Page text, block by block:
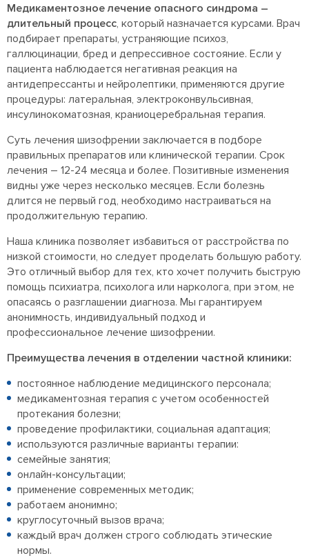
Медикаментозное лечение опасного синдрома –
длительный процесс, который назначается курсами. Врач
подбирает препараты, устраняющие психоз,
галлюцинации, бред и депрессивное состояние. Если у
пациента наблюдается негативная реакция на
антидепрессанты и нейролептики, применяются другие
процедуры: латеральная, электроконвульсивная,
инсулинокоматозная, краниоцеребральная терапия.
Суть лечения шизофрении заключается в подборе
правильных препаратов или клинической терапии. Срок
лечения – 12-24 месяца и более. Позитивные изменения
видны уже через несколько месяцев. Если болезнь
длится не первый год, необходимо настраиваться на
продолжительную терапию.
Наша клиника позволяет избавиться от расстройства по
низкой стоимости, но следует проделать большую работу.
Это отличный выбор для тех, кто хочет получить быструю
помощь психиатра, психолога или нарколога, при этом, не
опасаясь о разглашении диагноза. Мы гарантируем
анонимность, индивидуальный подход и
профессиональное лечение шизофрении.
Преимущества лечения в отделении частной клиники:
постоянное наблюдение медицинского персонала;
медикаментозная терапия с учетом особенностей
протекания болезни;
проведение профилактики, социальная адаптация;
используются различные варианты терапии:
семейные занятия;
онлайн-консультации;
применение современных методик;
работаем анонимно;
круглосуточный вызов врача;
каждый врач должен строго соблюдать этические
нормы.